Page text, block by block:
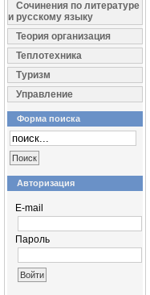
Сочинения по литературе
и русскому языку
Теория организация
Теплотехника
Туризм
Управление
Форма поиска
Авторизация
E-mail
Пароль